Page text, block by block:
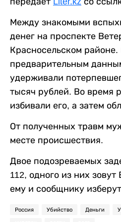
Между знакомыми
денег на проспекте
Красносельском районе.
предварительным
удерживали
тысяч рублей. Во время
избивали его, а затем
От полученных травм
месте происшествия.
Двое подозреваемых
112, одного из них
ему и сообщнику
Россия Убийство Деньги